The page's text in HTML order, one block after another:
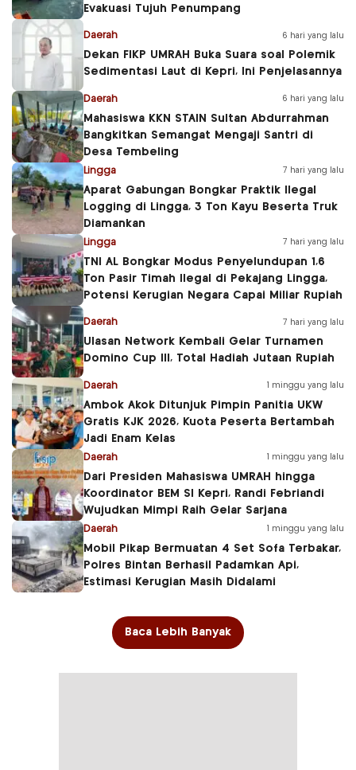
Evakuasi Tujuh Penumpang
Daerah 6 hari yang lalu
Dekan FIKP UMRAH Buka Suara soal Polemik
Sedimentasi Laut di Kepri, Ini Penjelasannya
Daerah 6 hari yang lalu
Mahasiswa KKN STAIN Sultan Abdurrahman
Bangkitkan Semangat Mengaji Santri di
Desa Tembeling
Lingga 7 hari yang lalu
Aparat Gabungan Bongkar Praktik Ilegal
Logging di Lingga, 3 Ton Kayu Beserta Truk
Diamankan
Lingga 7 hari yang lalu
TNI AL Bongkar Modus Penyelundupan 1,6
Ton Pasir Timah Ilegal di Pekajang Lingga,
Potensi Kerugian Negara Capai Miliar Rupiah
Daerah 7 hari yang lalu
Ulasan Network Kembali Gelar Turnamen
Domino Cup III, Total Hadiah Jutaan Rupiah
Daerah 1 minggu yang lalu
Ambok Akok Ditunjuk Pimpin Panitia UKW
Gratis KJK 2026, Kuota Peserta Bertambah
Jadi Enam Kelas
Daerah 1 minggu yang lalu
Dari Presiden Mahasiswa UMRAH hingga
Koordinator BEM SI Kepri, Randi Febriandi
Wujudkan Mimpi Raih Gelar Sarjana
Daerah 1 minggu yang lalu
Mobil Pikap Bermuatan 4 Set Sofa Terbakar,
Polres Bintan Berhasil Padamkan Api,
Estimasi Kerugian Masih Didalami
Baca Lebih Banyak